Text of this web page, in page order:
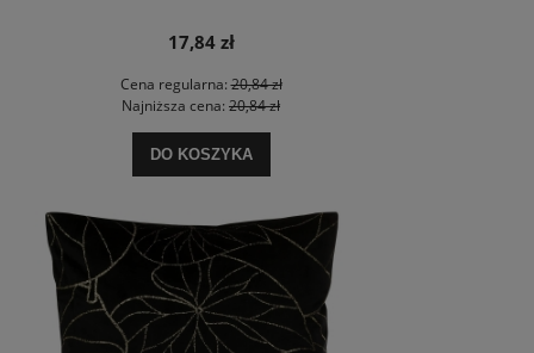
17,84 zł
Cena regularna:20,84 zł
Najniższa cena: 20,84 zł
DO KOSZYKA